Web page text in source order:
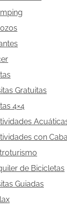
Gratuitas
4×4
con
de Bicicletas
Guiadas